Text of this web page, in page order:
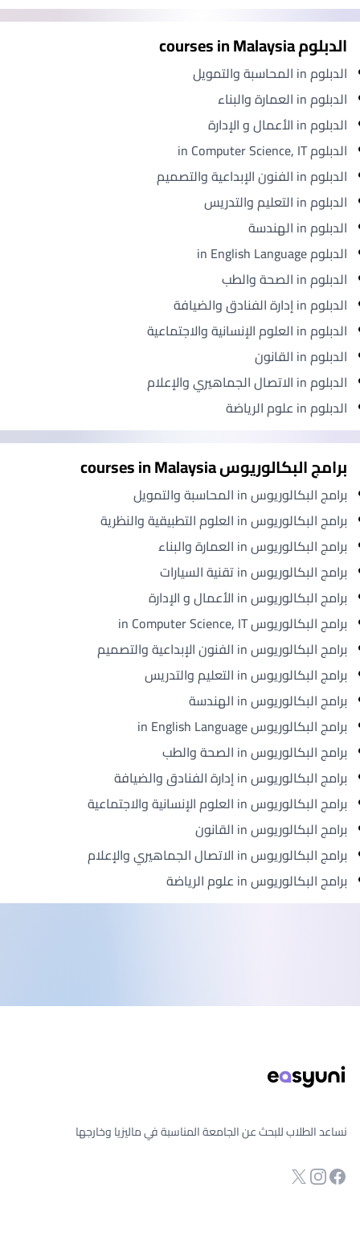
الدبلوم courses in Malaysia
الدبلوم in المحاسبة والتمويل
الدبلوم in العمارة والبناء
الدبلوم in الأعمال و الإدارة
الدبلوم in Computer Science, IT
الدبلوم in الفنون الإبداعية والتصميم
الدبلوم in التعليم والتدريس
الدبلوم in الهندسة
الدبلوم in English Language
الدبلوم in الصحة والطب
الدبلوم in إدارة الفنادق والضيافة
الدبلوم in العلوم الإنسانية والاجتماعية
الدبلوم in القانون
الدبلوم in الاتصال الجماهيري والإعلام
الدبلوم in علوم الرياضة
برامج البكالوريوس courses in Malaysia
برامج البكالوريوس in المحاسبة والتمويل
برامج البكالوريوس in العلوم التطبيقية والنظرية
برامج البكالوريوس in العمارة والبناء
برامج البكالوريوس in تقنية السيارات
برامج البكالوريوس in الأعمال و الإدارة
برامج البكالوريوس in Computer Science, IT
برامج البكالوريوس in الفنون الإبداعية والتصميم
برامج البكالوريوس in التعليم والتدريس
برامج البكالوريوس in الهندسة
برامج البكالوريوس in English Language
برامج البكالوريوس in الصحة والطب
برامج البكالوريوس in إدارة الفنادق والضيافة
برامج البكالوريوس in العلوم الإنسانية والاجتماعية
برامج البكالوريوس in القانون
برامج البكالوريوس in الاتصال الجماهيري والإعلام
برامج البكالوريوس in علوم الرياضة
نساعد الطلاب للبحث عن الجامعة المناسبة في ماليزيا وخارجها
صفحة الفيسبوك
انستجرام
Twitter